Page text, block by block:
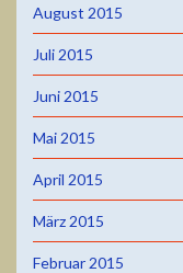
August 2015
Juli 2015
Juni 2015
Mai 2015
April 2015
März 2015
Februar 2015